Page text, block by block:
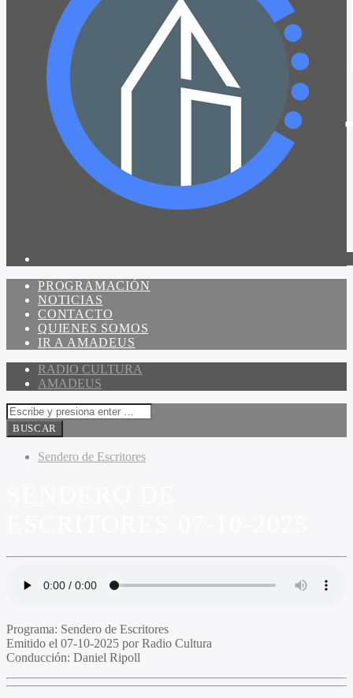
PROGRAMACIÓN
NOTICIAS
CONTACTO
QUIENES SOMOS
IR A AMADEUS
RADIO CULTURA
AMADEUS
Sendero de Escritores
Programa: Sendero de Escritores
Emitido el 07-10-2025 por Radio Cultura
Conducción: Daniel Ripoll